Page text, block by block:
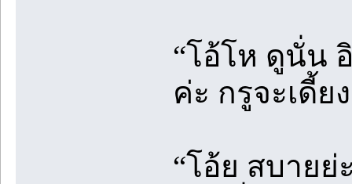
“โอ้โห ดูนั่น
ค่ะ กรูจะเดี้ย
“โอ้ย สบายย่